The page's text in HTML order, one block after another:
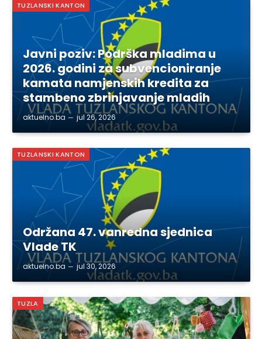
TUZLANSKI KANTON
Javni poziv: Podrška mladima u
2026. godini za subvencioniranje
kamata namjenskih kredita za
stambeno zbrinjavanje mladih
aktuelno.ba jul 26, 2026
TUZLANSKI KANTON
Održana 47. vanredna sjednica
Vlade TK
aktuelno.ba jul 30, 2026
TUZLA